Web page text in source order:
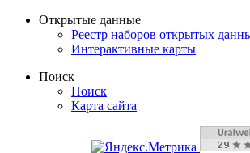
Открытые данные
Реестр наборов открытых
Интерактивные карты
Поиск
Поиск
Карта сайта